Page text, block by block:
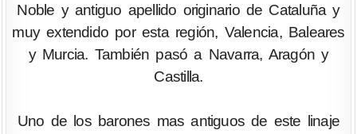
Noble y antiguo apellido originario de Cataluña y
muy extendido por esta región, Valencia, Baleares
y Murcia. También pasó a Navarra, Aragón y
Castilla.
Uno de los barones mas antiguos de este linaje